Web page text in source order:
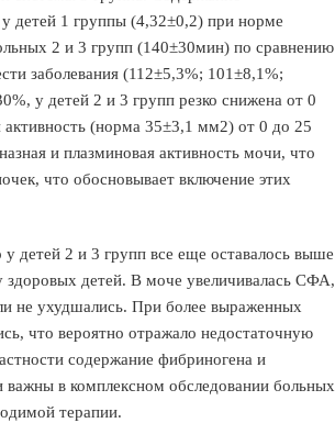
детей 1 группы (4,32±0,2) при норме
2 и 3 групп (140±30мин) по сравнению
заболевания (112±5,3%; 101±8,1%;
у детей 2 и 3 групп резко снижена от 0
(норма 35±3,1 мм2) от 0 до 25
и плазминовая активность мочи, что
что обосновывает включение этих
детей 2 и 3 групп все еще оставалось выше
здоровых детей. В моче увеличивалась СФА,
не ухудшались. При более выраженных
что вероятно отражало недостаточную
содержание фибриногена и
важны в комплексном обследовании больных
терапии.